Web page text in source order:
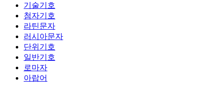
기술기호
첨자기호
라틴문자
러시아문자
단위기호
일반기호
로마자
아랍어